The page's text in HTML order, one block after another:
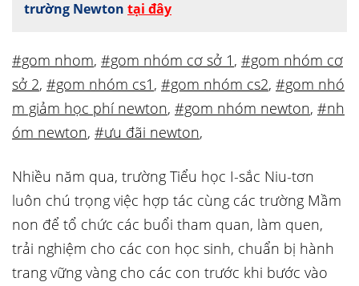
trường Newton tại đây
#gom nhom, #gom nhóm cơ sở 1 , #gom nhóm cơ
sở 2, #gom nhóm cs1 , #gom nhóm cs2, #gom nhó
m giảm học phí newton, #gom nhóm newton, #nh
óm newton, #ưu đãi newton,
Nhiều năm qua, trường Tiểu học I-sắc Niu-tơn
luôn chú trọng việc hợp tác cùng các trường Mầm
non để tổ chức các buổi tham quan, làm quen,
trải nghiệm cho các con học sinh, chuẩn bị hành
trang vững vàng cho các con trước khi bước vào